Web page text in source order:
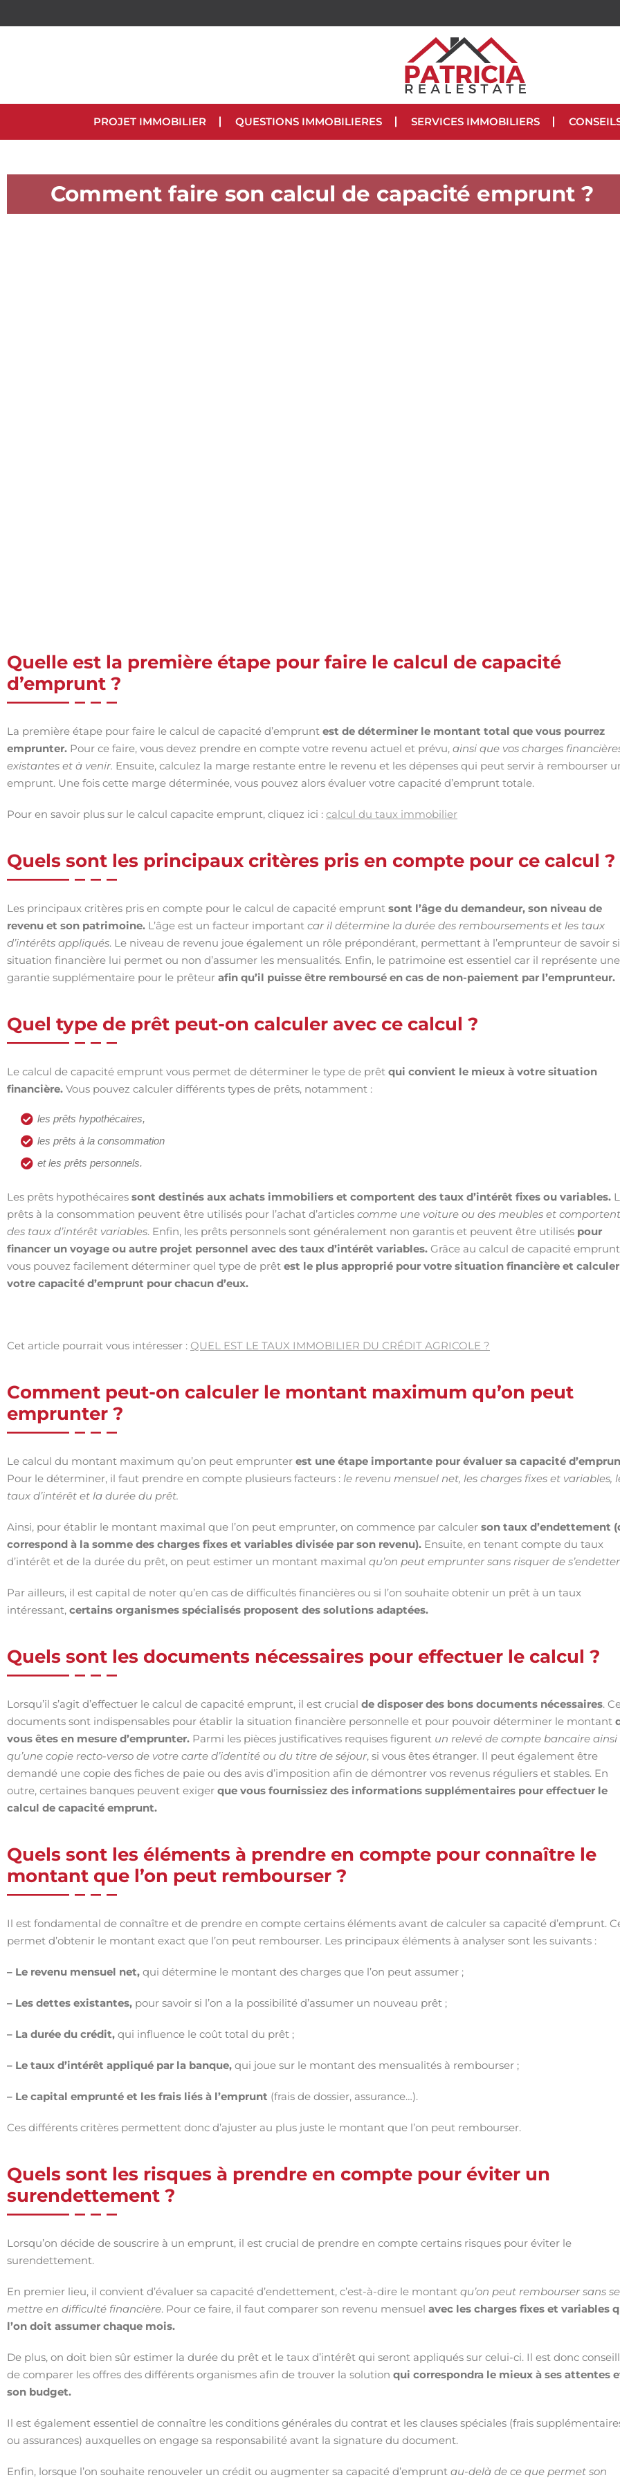
PROJET IMMOBILIER QUESTIONS IMMOBILIERES SERVICES IMMOBILIERS
Comment faire son calcul de capacité emprunt ?
Quelle est la première étape pour faire le calcul de capacité
d’emprunt ?
La première étape pour faire le calcul de capacité d’emprunt est de déterminer le montant total que vous pourrez
emprunter. Pour ce faire, vous devez prendre en compte votre revenu actuel et prévu, ainsi que vos charges
existantes et à venir. Ensuite, calculez la marge restante entre le revenu et les dépenses qui peut servir à rembourser
emprunt. Une fois cette marge déterminée, vous pouvez alors évaluer votre capacité d’emprunt totale.
Pour en savoir plus sur le calcul capacite emprunt, cliquez ici : calcul du taux immobilier
Quels sont les principaux critères pris en compte pour ce calcul ?
Les principaux critères pris en compte pour le calcul de capacité emprunt sont l’âge du demandeur, son niveau de
revenu et son patrimoine. L’âge est un facteur important car il détermine la durée des remboursements et les taux
d’intérêts appliqués. Le niveau de revenu joue également un rôle prépondérant, permettant à l’emprunteur de savoir
situation financière lui permet ou non d’assumer les mensualités. Enfin, le patrimoine est essentiel car il représente une
garantie supplémentaire pour le prêteur afin qu’il puisse être remboursé en cas de non-paiement par l’emprunteur.
Quel type de prêt peut-on calculer avec ce calcul ?
Le calcul de capacité emprunt vous permet de déterminer le type de prêt qui convient le mieux à votre situation
financière. Vous pouvez calculer différents types de prêts, notamment :
les prêts hypothécaires,
les prêts à la consommation
et les prêts personnels.
Les prêts hypothécaires sont destinés aux achats immobiliers et comportent des taux d’intérêt fixes ou variables.
prêts à la consommation peuvent être utilisés pour l’achat d’articles comme une voiture ou des meubles et comportent
des taux d’intérêt variables. Enfin, les prêts personnels sont généralement non garantis et peuvent être utilisés pour
financer un voyage ou autre projet personnel avec des taux d’intérêt variables. Grâce au calcul de capacité
vous pouvez facilement déterminer quel type de prêt est le plus approprié pour votre situation financière et calculer
votre capacité d’emprunt pour chacun d’eux.
Cet article pourrait vous intéresser : QUEL EST LE TAUX IMMOBILIER DU CRÉDIT AGRICOLE ?
Comment peut-on calculer le montant maximum qu’on peut
emprunter ?
Le calcul du montant maximum qu’on peut emprunter est une étape importante pour évaluer sa capacité
Pour le déterminer, il faut prendre en compte plusieurs facteurs : le revenu mensuel net, les charges fixes et variables,
taux d’intérêt et la durée du prêt.
Ainsi, pour établir le montant maximal que l’on peut emprunter, on commence par calculer son taux d’endettement
correspond à la somme des charges fixes et variables divisée par son revenu). Ensuite, en tenant compte du taux
d’intérêt et de la durée du prêt, on peut estimer un montant maximal qu’on peut emprunter sans risquer de
Par ailleurs, il est capital de noter qu’en cas de difficultés financières ou si l’on souhaite obtenir un prêt à un taux
intéressant, certains organismes spécialisés proposent des solutions adaptées.
Quels sont les documents nécessaires pour effectuer le calcul ?
Lorsqu’il s’agit d’effectuer le calcul de capacité emprunt, il est crucial de disposer des bons documents nécessaires.
documents sont indispensables pour établir la situation financière personnelle et pour pouvoir déterminer le montant
vous êtes en mesure d’emprunter. Parmi les pièces justificatives requises figurent un relevé de compte bancaire ainsi
qu’une copie recto-verso de votre carte d’identité ou du titre de séjour, si vous êtes étranger. Il peut également être
demandé une copie des fiches de paie ou des avis d’imposition afin de démontrer vos revenus réguliers et stables. En
outre, certaines banques peuvent exiger que vous fournissiez des informations supplémentaires pour effectuer le
calcul de capacité emprunt.
Quels sont les éléments à prendre en compte pour connaître le
montant que l’on peut rembourser ?
Il est fondamental de connaître et de prendre en compte certains éléments avant de calculer sa capacité d’emprunt.
permet d’obtenir le montant exact que l’on peut rembourser. Les principaux éléments à analyser sont les suivants :
– Le revenu mensuel net, qui détermine le montant des charges que l’on peut assumer ;
– Les dettes existantes, pour savoir si l’on a la possibilité d’assumer un nouveau prêt ;
– La durée du crédit, qui influence le coût total du prêt ;
– Le taux d’intérêt appliqué par la banque, qui joue sur le montant des mensualités à rembourser ;
– Le capital emprunté et les frais liés à l’emprunt (frais de dossier, assurance…).
Ces différents critères permettent donc d’ajuster au plus juste le montant que l’on peut rembourser.
Quels sont les risques à prendre en compte pour éviter un
surendettement ?
Lorsqu’on décide de souscrire à un emprunt, il est crucial de prendre en compte certains risques pour éviter le
surendettement.
En premier lieu, il convient d’évaluer sa capacité d’endettement, c’est-à-dire le montant qu’on peut rembourser sans se
mettre en difficulté financière. Pour ce faire, il faut comparer son revenu mensuel avec les charges fixes et variables
l’on doit assumer chaque mois.
De plus, on doit bien sûr estimer la durée du prêt et le taux d’intérêt qui seront appliqués sur celui-ci. Il est donc
de comparer les offres des différents organismes afin de trouver la solution qui correspondra le mieux à ses attentes
son budget.
Il est également essentiel de connaître les conditions générales du contrat et les clauses spéciales (frais
ou assurances) auxquelles on engage sa responsabilité avant la signature du document.
Enfin, lorsque l’on souhaite renouveler un crédit ou augmenter sa capacité d’emprunt au-delà de ce que permet son